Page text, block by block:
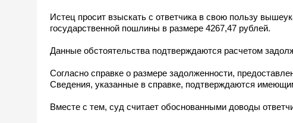
Истец просит взыскать с ответчика в свою пользу
государственной пошлины в размере 4267,47 рублей.
Данные обстоятельства подтверждаются расчетом
Согласно справке о размере задолженности,
Сведения, указанные в справке, подтверждаются
Вместе с тем, суд считает обоснованными доводы